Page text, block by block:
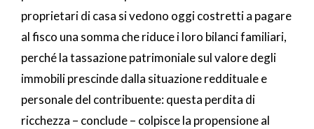
proprietari di casa si vedono oggi costretti a pagare
al fisco una somma che riduce i loro bilanci familiari,
perché la tassazione patrimoniale sul valore degli
immobili prescinde dalla situazione reddituale e
personale del contribuente: questa perdita di
ricchezza – conclude – colpisce la propensione al